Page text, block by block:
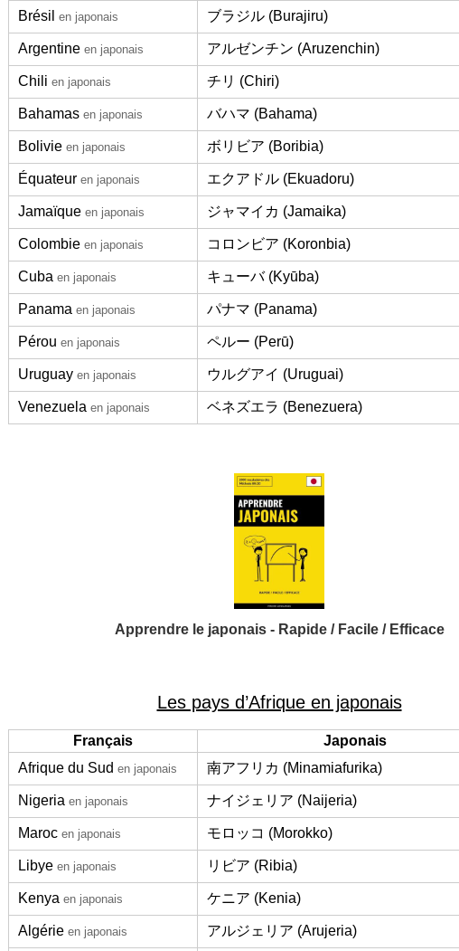
Brésil en japonais ブラジル (Burajiru)
Argentine en japonais アルゼンチン (Aruzenchin)
Chili en japonais チリ (Chiri)
Bahamas en japonais バハマ (Bahama)
Bolivie en japonais ボリビア (Boribia)
Équateur en japonais エクアドル (Ekuadoru)
Jamaïque en japonais ジャマイカ (Jamaika)
Colombie en japonais コロンビア (Koronbia)
Cuba en japonais キューバ (Kyūba)
Panama en japonais パナマ (Panama)
Pérou en japonais ペルー (Perū)
Uruguay en japonais ウルグアイ (Uruguai)
Venezuela en japonais ベネズエラ (Benezuera)
Apprendre le japonais - Rapide / Facile / Efficace
Les pays d’Afrique en japonais
Français
Japonais
Afrique du Sud en japonais 南アフリカ (Minamiafurika)
Nigeria en japonais ナイジェリア (Naijeria)
Maroc en japonais モロッコ (Morokko)
Libye en japonais リビア (Ribia)
Kenya en japonais ケニア (Kenia)
Algérie en japonais アルジェリア (Arujeria)